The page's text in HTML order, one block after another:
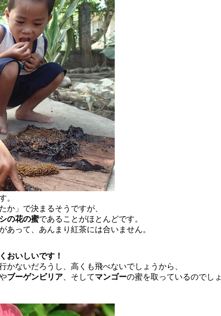
。
か」で決まるそうですが、
の花の蜜であることがほとんどです。
があって、あんまり紅茶には合いません。
おいしいです！
ないだろうし、高くも飛べないでしょうから、
ブーゲンビリア 、そしてマンゴーの蜜を取っているのでしょ